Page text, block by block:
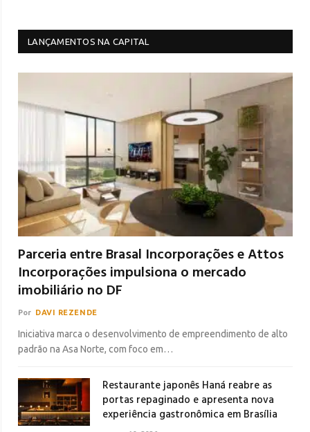
LANÇAMENTOS NA CAPITAL
Parceria entre Brasal Incorporações e Attos
Incorporações impulsiona o mercado
imobiliário no DF
Por DAVI REZENDE
Iniciativa marca o desenvolvimento de empreendimento de alto
padrão na Asa Norte, com foco em…
Restaurante japonês Haná reabre as
portas repaginado e apresenta nova
experiência gastronômica em Brasília